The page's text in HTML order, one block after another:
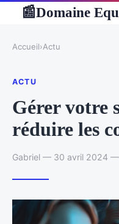
📰Domaine
Accueil›Actu
ACTU
Gérer votre
réduire les
Gabriel — 30 avril 2024